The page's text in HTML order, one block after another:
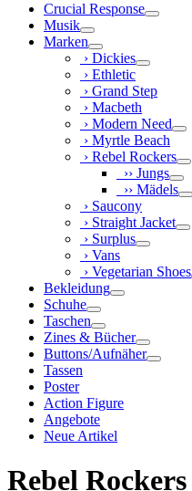
Crucial Response
Musik
Marken
› Dickies
› Ethletic
› Grand Step
› Macbeth
› Modern Need
› Myrtle Beach
› Rebel Rockers
›› Jungs
›› Mädels
› Saucony
› Straight Jacket
› Surplus
› Vans
› Vegetarian Shoes
Bekleidung
Schuhe
Taschen
Zines & Bücher
Buttons/Aufnäher
Tassen
Poster
Action Figure
Angebote
Neue Artikel
Rebel Rockers